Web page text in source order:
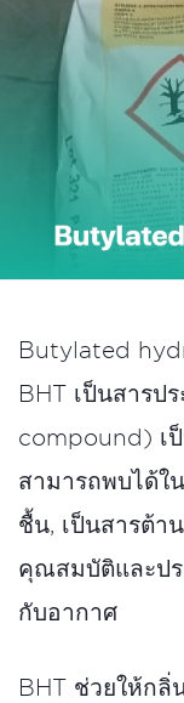
ผลิตภัณฑ์เมื่อสัม
Butylated
BHT เป็นสาร
compound) เ
สามารถพบได้ใ
ชื้น, เป็นสารต้า
คุณสมบัติและป
กับอากาศ
BHT ช่วยให้ก